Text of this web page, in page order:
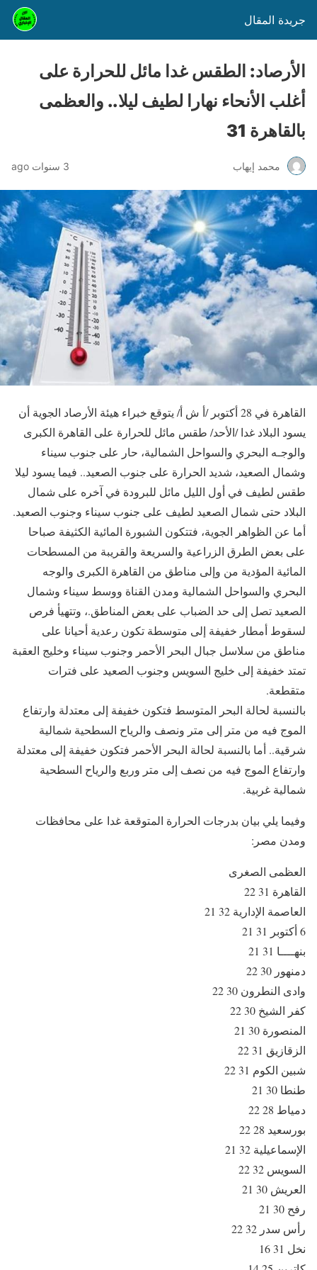
جريدة المقال
الأرصاد: الطقس غدا مائل للحرارة على
أغلب الأنحاء نهارا لطيف ليلا.. والعظمى
بالقاهرة 31
محمد إيهاب 3 سنوات ago
القاهرة في 28 أكتوبر /أ ش أ/ يتوقع خبراء هيئة الأرصاد الجوية أن
يسود البلاد غدا /الأحد/ طقس مائل للحرارة على القاهرة الكبرى
والوجـه البحري والسواحل الشمالية، حار على جنوب سيناء
وشمال الصعيد، شديد الحرارة على جنوب الصعيد.. فيما يسود ليلا
طقس لطيف في أول الليل مائل للبرودة في آخره على شمال
البلاد حتى شمال الصعيد لطيف على جنوب سيناء وجنوب الصعيد.
أما عن الظواهر الجوية، فتتكون الشبورة المائية الكثيفة صباحا
على بعض الطرق الزراعية والسريعة والقريبة من المسطحات
المائية المؤدية من وإلى مناطق من القاهرة الكبرى والوجه
البحري والسواحل الشمالية ومدن القناة ووسط سيناء وشمال
الصعيد تصل إلى حد الضباب على بعض المناطق.، وتتهيأ فرص
لسقوط أمطار خفيفة إلى متوسطة تكون رعدية أحيانا على
مناطق من سلاسل جبال البحر الأحمر وجنوب سيناء وخليج العقبة
تمتد خفيفة إلى خليج السويس وجنوب الصعيد على فترات
متقطعة.
بالنسبة لحالة البحر المتوسط فتكون خفيفة إلى معتدلة وارتفاع
الموج فيه من متر إلى متر ونصف والرياح السطحية شمالية
شرقية.. أما بالنسبة لحالة البحر الأحمر فتكون خفيفة إلى معتدلة
وارتفاع الموج فيه من نصف إلى متر وربع والرياح السطحية
شمالية غربية.
وفيما يلي بيان بدرجات الحرارة المتوقعة غدا على محافظات
ومدن مصر:
العظمى الصغرى
القاهرة 31 22
العاصمة الإدارية 32 21
6 أكتوبر 31 21
بنهــــا 31 21
دمنهور 30 22
وادى النطرون 30 22
كفر الشيخ 30 22
المنصورة 30 21
الزقازيق 31 22
شبين الكوم 31 22
طنطا 30 21
دمياط 28 22
بورسعيد 28 22
الإسماعيلية 32 21
السويس 32 22
العريش 30 21
رفح 30 21
رأس سدر 32 22
نخل 31 16